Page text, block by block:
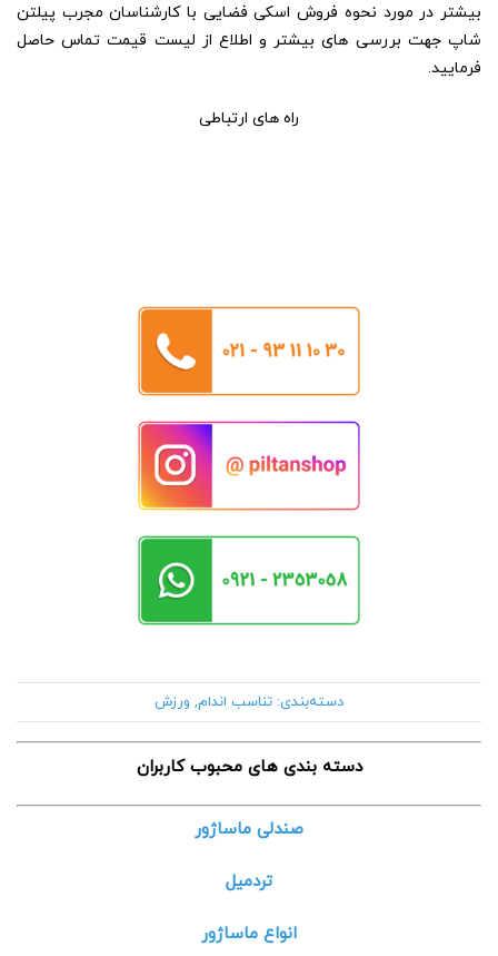
بیشتر در مورد نحوه فروش اسکی فضایی با کارشناسان مجرب پیلتن
شاپ جهت بررسی های بیشتر و اطلاع از لیست قیمت تماس حاصل
فرمایید.
راه های ارتباطی
دسته‌بندی: تناسب اندام, ورزش
دسته بندی های محبوب کاربران
صندلی ماساژور
تردمیل
انواع ماساژور